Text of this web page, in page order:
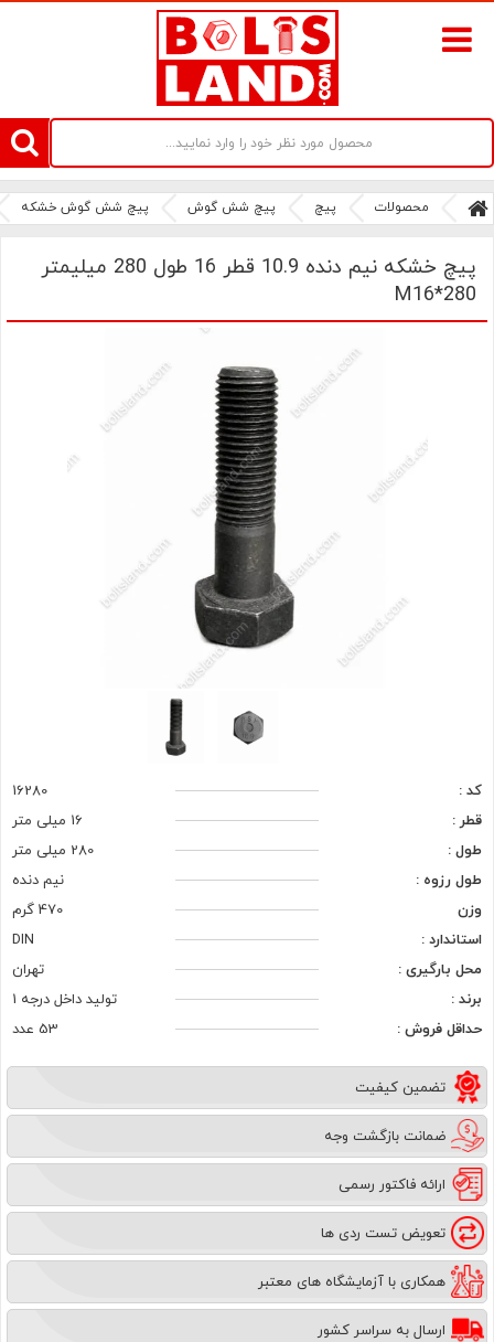
سامانه آنلاین فروش پیچ و مهره های صنعتی بولتز لند | سرزمین پیچ
محصولات پیچ پیچ شش گوش پیچ شش گوش خشکه
پیچ خشکه نیم دنده 10.9 قطر 16 طول 280 میلیمتر
M16*280
کد :
16280
قطر :
16 میلی متر
طول :
280 میلی متر
طول رزوه :
نیم دنده
وزن
470 گرم
استاندارد :
DIN
محل بارگیری :
تهران
برند :
تولید داخل درجه 1
حداقل فروش :
53 عدد
تضمین کیفیت
ضمانت بازگشت وجه
ارائه فاکتور رسمی
تعویض تست ردی ها
همکاری با آزمایشگاه های معتبر
ارسال به سراسر کشور